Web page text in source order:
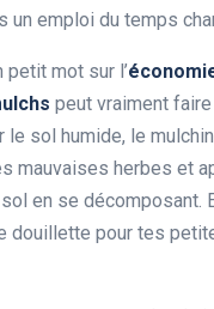
un emploi du temps
petit mot sur l’
peut vraiment
le sol humide, le
mauvaises herbes et
en se décomposant.
douillette pour tes